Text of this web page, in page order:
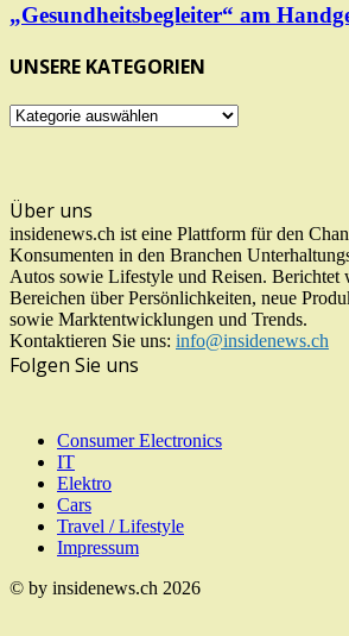
„Gesundheitsbegleiter“ am
UNSERE KATEGORIEN
UNSERE
Über uns
insidenews.ch ist eine Plattform für den
Konsumenten in den Branchen
Autos sowie Lifestyle und Reisen. Berichtet
Bereichen über Persönlichkeiten, neue
sowie Marktentwicklungen und Trends.
Kontaktieren Sie uns: info@insidenews.ch
Folgen Sie uns
Consumer Electronics
IT
Elektro
Cars
Travel / Lifestyle
Impressum
© by insidenews.ch 2026